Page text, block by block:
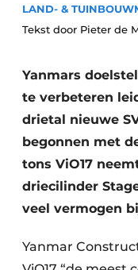
LAND- &
Tekst door Pieter de
Yanmars
te verbeteren
drietal nieuwe
begonnen met
tons ViO17
driecilinder
veel vermogen
Yanmar